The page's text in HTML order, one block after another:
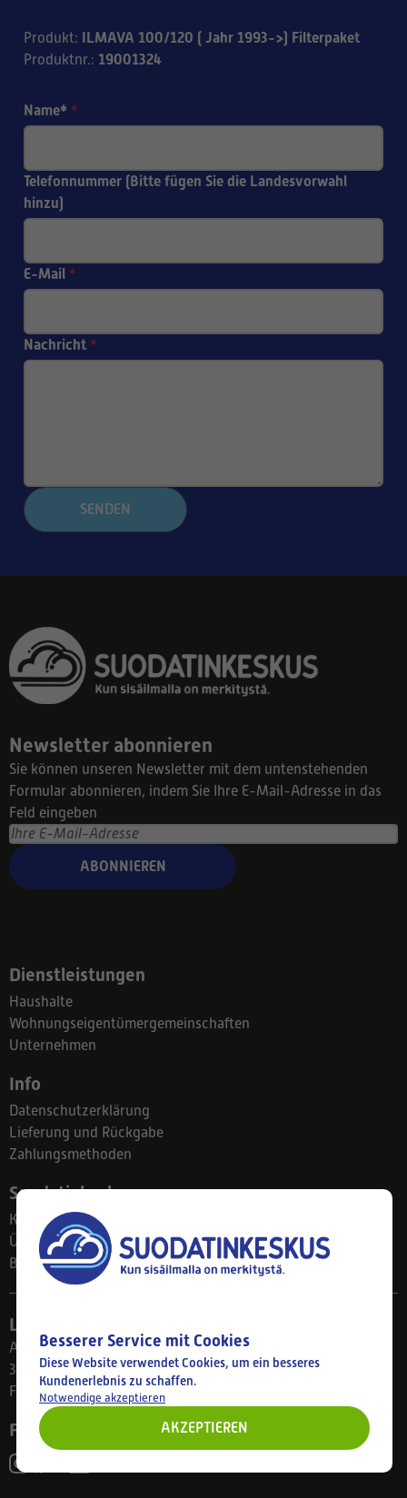
Produkt: ILMAVA 100/120 ( Jahr 1993->) Filterpaket
Produktnr.: 19001324
Name* *
Telefonnummer (Bitte fügen Sie die Landesvorwahl
hinzu)
E-Mail *
Nachricht *
SENDEN
Newsletter abonnieren
Sie können unseren Newsletter mit dem untenstehenden
Formular abonnieren, indem Sie Ihre E-Mail-Adresse in das
Feld eingeben
ABONNIEREN
Dienstleistungen
Haushalte
Wohnungseigentümergemeinschaften
Unternehmen
Info
Datenschutzerklärung
Lieferung und Rückgabe
Zahlungsmethoden
Suodatinkeskus
Kontakt
Über uns
Blog
Ladengeschäft
Ahlmanintie 61
33800 Tampere
Finnland
Folgen Sie uns
Besserer Service mit Cookies
Diese Website verwendet Cookies, um ein besseres
Kundenerlebnis zu schaffen.
Notwendige akzeptieren
AKZEPTIEREN